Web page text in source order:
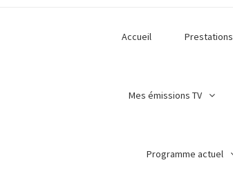
Accueil Prestations
Mes émissions TV
Programme actuel